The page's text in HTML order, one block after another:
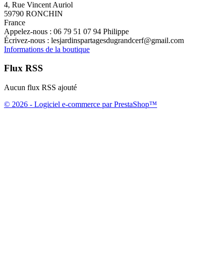
4, Rue Vincent Auriol
59790 RONCHIN
France
Appelez-nous : 06 79 51 07 94 Philippe
Écrivez-nous : lesjardinspartagesdugrandcerf@gmail.com
Informations de la boutique
Flux RSS
Aucun flux RSS ajouté
© 2026 - Logiciel e-commerce par PrestaShop™